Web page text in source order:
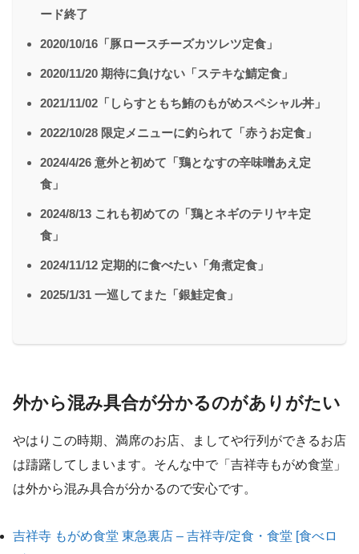
ード終了
2020/10/16「豚ロースチーズカツレツ定食」
2020/11/20 期待に負けない「ステキな鯖定食」
2021/11/02「しらすともち鮪のもがめスペシャル丼」
2022/10/28 限定メニューに釣られて「赤うお定食」
2024/4/26 意外と初めて「鶏となすの辛味噌あえ定
食」
2024/8/13 これも初めての「鶏とネギのテリヤキ定
食」
2024/11/12 定期的に食べたい「角煮定食」
2025/1/31 一巡してまた「銀鮭定食」
外から混み具合が分かるのがありがたい
やはりこの時期、満席のお店、ましてや行列ができるお店
は躊躇してしまいます。そんな中で「吉祥寺もがめ食堂」
は外から混み具合が分かるので安心です。
吉祥寺 もがめ食堂 東急裏店 – 吉祥寺/定食・食堂 [食べロ